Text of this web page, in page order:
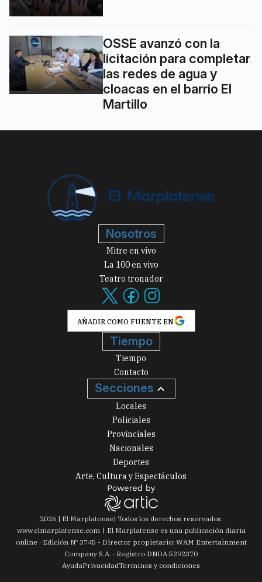
OSSE avanzó con la
licitación para completar
las redes de agua y
cloacas en el barrio El
Martillo
Nosotros
Mitre en vivo
La 100 en vivo
Teatro tronador
AÑADIR COMO FUENTE EN
Tiempo
Tiempo
Contacto
Secciones
Locales
Policiales
Provinciales
Nacionales
Deportes
Arte, Cultura y Espectáculos
2026| El Marplatense| Todos los derechos reservados:
www.elmarplatense.com
El Marplatense es una publicación diaria
online · Edición Nº 3745 - Director propietario: WAM Entertainment
Company S.A. · Registro DNDA 5292370
AyudaPrivacidadTerminos y condiciones